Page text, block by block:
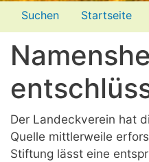
Menü2
Suchen Startseite
Impressum
Der Landeckverein hat
Quelle mittlerweile
Stiftung lässt eine